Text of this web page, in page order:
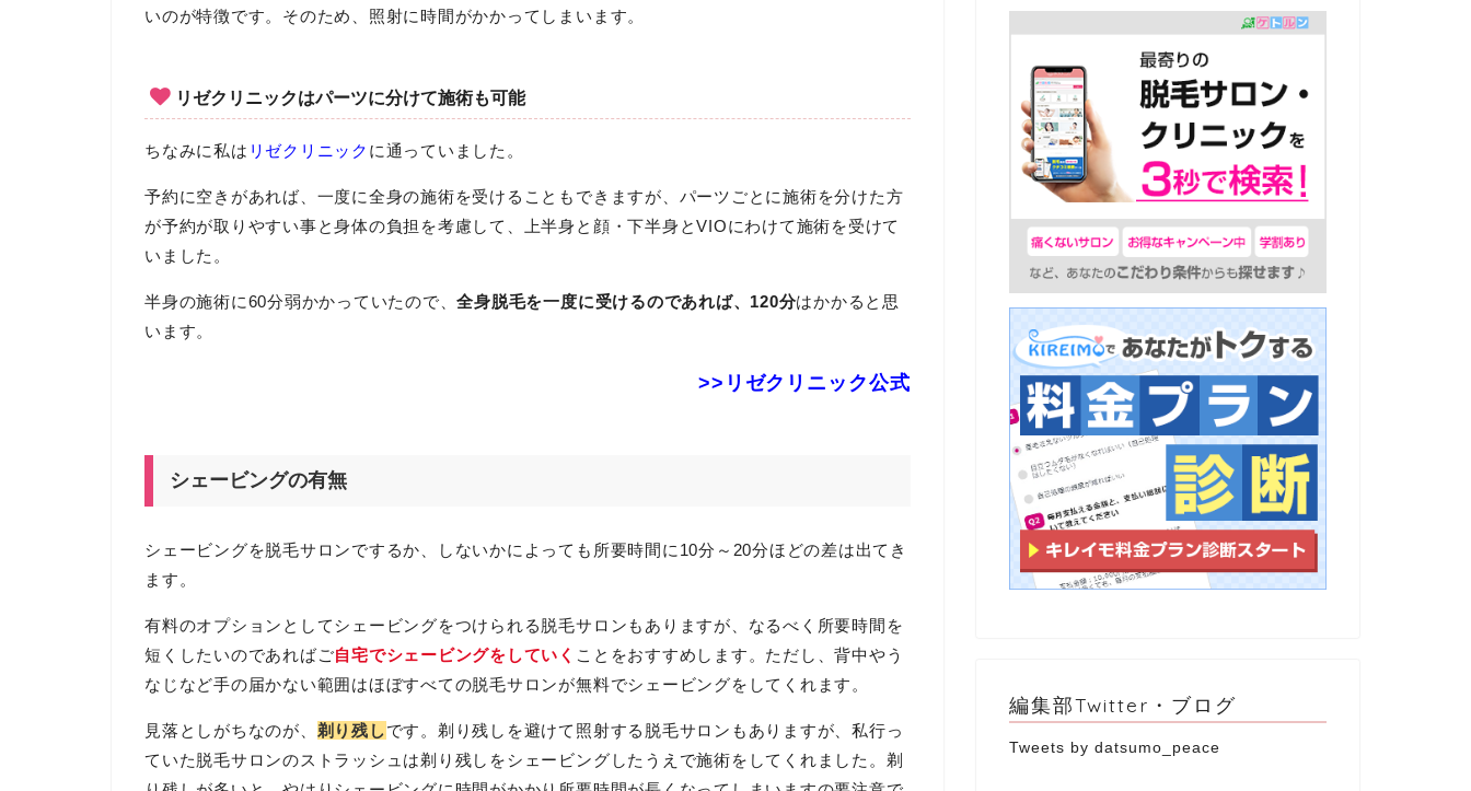
いのが特徴です。そのため、照射に時間がかかってしまいます。
リゼクリニックはパーツに分けて施術も可能
ちなみに私は リゼクリニック に通っていました。
予約に空きがあれば、一度に全身の施術を受けることもできますが、パーツごとに施術を分けた方
が予約が取りやすい事と身体の負担を考慮して、上半身と顔・下半身とVIOにわけて施術を受けて
いました。
半身の施術に60分弱かかっていたので、全身脱毛を一度に受けるのであれば、120分はかかると思
います。
>>リゼクリニック公式
シェービングの有無
シェービングを脱毛サロンでするか、しないかによっても所要時間に10分～20分ほどの差は出てき
ます。
有料のオプションとしてシェービングをつけられる脱毛サロンもありますが、なるべく所要時間を
短くしたいのであればご自宅でシェービングをしていく ことをおすすめします。ただし、背中やう
なじなど手の届かない範囲はほぼすべての脱毛サロンが無料でシェービングをしてくれます。
見落としがちなのが、 剃り残しです。剃り残しを避けて照射する脱毛サロンもありますが、私行っ
ていた脱毛サロンのストラッシュは剃り残しをシェービングしたうえで施術をしてくれました。剃
編集部Twitter・ブログ
Tweets by datsumo_peace